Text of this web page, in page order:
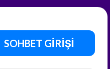
SOHBET GİRİŞİ